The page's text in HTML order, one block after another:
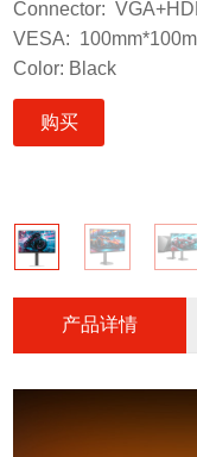
Connector:
VESA:
Color: Black
购买
产品详情